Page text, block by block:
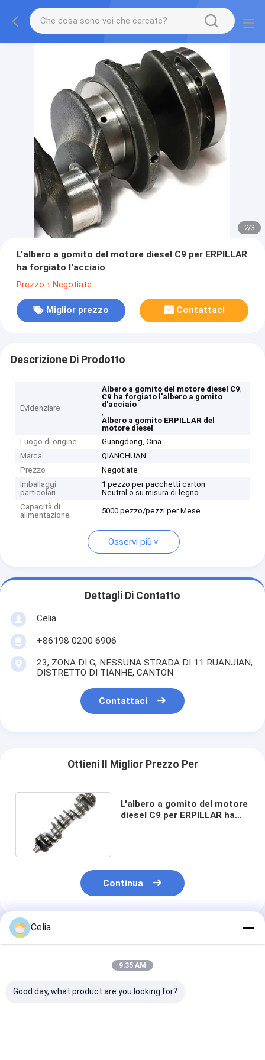
2/3
L'albero a gomito del motore diesel C9 per ERPILLAR
ha forgiato l'acciaio
Prezzo：Negotiate
Miglior prezzo Contattaci
Descrizione Di Prodotto
Evidenziare
Albero a gomito del motore diesel C9,
C9 ha forgiato l'albero a gomito
d'acciaio
,
Albero a gomito ERPILLAR del
motore diesel
Luogo di origine
Guangdong, Cina
Marca
QIANCHUAN
Prezzo
Negotiate
Imballaggi
particolari
1 pezzo per pacchetti carton
Neutral o su misura di legno
Capacità di
alimentazione
5000 pezzo/pezzi per Mese
Osservi più
Dettagli Di Contatto
Celia
+86198 0200 6906
23, ZONA DI G, NESSUNA STRADA DI 11 RUANJIAN,
DISTRETTO DI TIANHE, CANTON
Contattaci
Ottieni Il Miglior Prezzo Per
L'albero a gomito del motore
diesel C9 per ERPILLAR ha
Continua
Prodotti Raccomandati
Celia
9:35 AM
Good day, what product are you looking for?